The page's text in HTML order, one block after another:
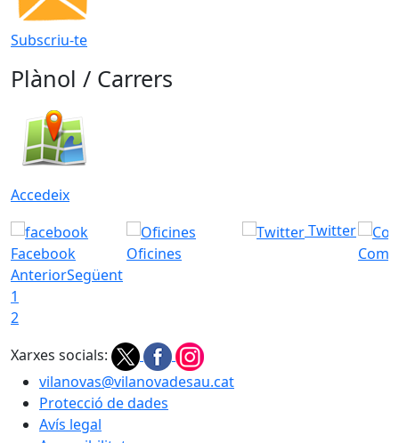
Subscriu-te
Plànol / Carrers
Accedeix
Facebook Oficines
Twitter
Com
AnteriorSegüent
1
2
Xarxes socials:
vilanovas@vilanovadesau.cat
Protecció de dades
Avís legal